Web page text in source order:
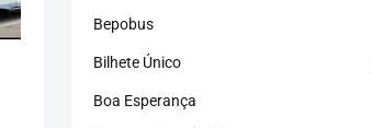
Bepobus
Bilhete Único
Boa Esperança